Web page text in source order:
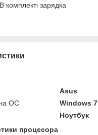
комплекті зарядка
Asus
ОС
Windows 7
Ноутбук
процесора